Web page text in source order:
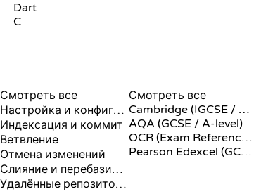
Dart
C
Смотреть все
Настройка и конфигурация
Индексация и коммит
Ветвление
Отмена изменений
Слияние и перебазирование
Удалённые репозитории
Смотреть все
Cambridge (IGCSE / A-Level)
AQA (GCSE / A-level)
OCR (Exam Reference Language)
Pearson Edexcel (GCSE)